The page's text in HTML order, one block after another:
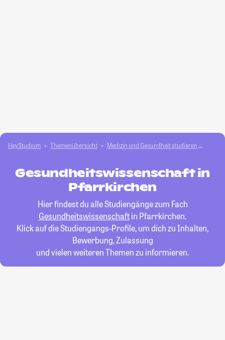
HeyStudium Themenübersicht Medizin und Gesundheit studieren
Gesundheitswissenschaft in
Pfarrkirchen
Hier findest du alle Studiengänge zum Fach
Gesundheitswissenschaftin Pfarrkirchen.
Klick auf die Studiengangs-Profile, um dich zu Inhalten,
Bewerbung, Zulassung
und vielen weiteren Themen zu informieren.